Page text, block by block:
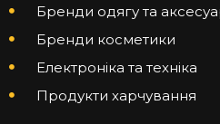
Бренди одягу та
Бренди косметики
Електроніка та техніка
Продукти харчування